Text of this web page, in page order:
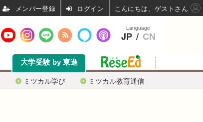
ミツカル学び ミツカル教育通信
大学受験 by 東進
Language
JP / CN
ログイン こんにちは、ゲストさん